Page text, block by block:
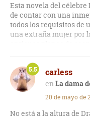
Esta novela del
de contar con una
todos los requisitos de
una extraña mujer por
antiguos plenos de
dispuesto a develar
Sin embargo, en la
inesperado giro de
misterio conseguido
convierte a la
sumamente previsible
carless
La dama
5.5
20 de mayo de
No está a la altura de